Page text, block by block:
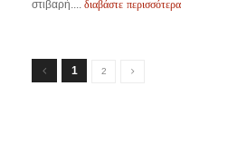
στιβαρή.... διαβάστε περισσότερα
1 2